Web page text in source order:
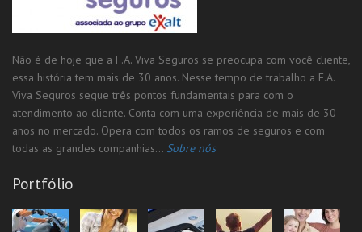
Não é de hoje que a F.A. Viva Seguros se preocupa com você cliente,
essa história tem mais de 30 anos. Nesse tempo de trabalho a F.A.
Viva Seguros segue três pontos fundamentais para com o
atendimento ao cliente. Conta com uma experiência de mais de 30
anos no mercado. Opera com todos os ramos de seguros e com
todas as grandes companhias... Sobre nós
Portfólio